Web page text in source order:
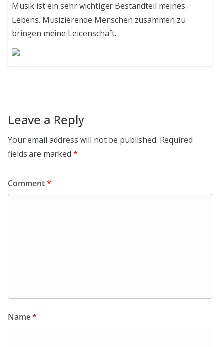
Musik ist ein sehr wichtiger Bestandteil meines
Lebens. Musizierende Menschen zusammen zu
bringen meine Leidenschaft.
Leave a Reply
Your email address will not be published. Required
fields are marked *
Comment*
Name*